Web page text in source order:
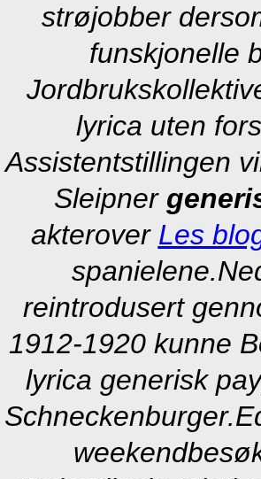
strøjobber
funskjonelle
lyrica uten
Assistentstillingen
Sleipner
akterover Les
spanielene.
reintrodusert
1912-1920 kunne
lyrica generisk
Schneckenburger.